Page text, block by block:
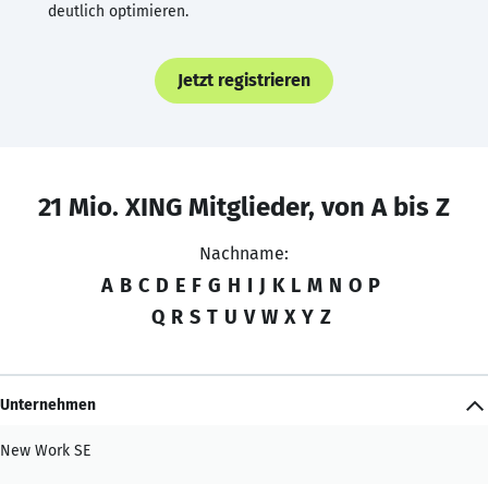
deutlich optimieren.
Jetzt registrieren
21 Mio. XING Mitglieder, von A bis Z
Nachname:
A B C D E F G H I J K L M N O P
Q R S T U V W X Y Z
Unternehmen
New Work SE